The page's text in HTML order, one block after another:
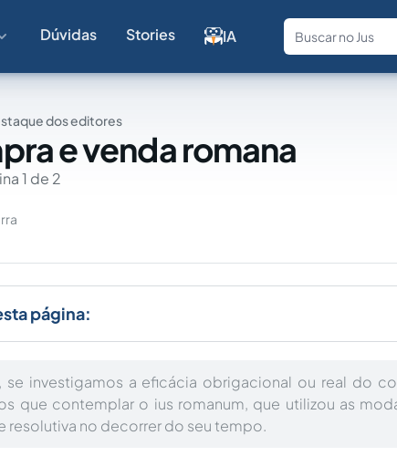
Dúvidas Stories IA
Fale
dos editores
e venda romana
1 de 2
página:
se investigamos a eficácia obrigacional ou real do
que contemplar o ius romanum, que utilizou as
resolutiva no decorrer do seu tempo.